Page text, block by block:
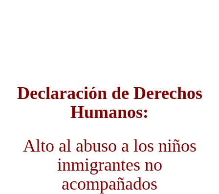
Declaración de Derechos
Humanos:
Alto al abuso a los niños
inmigrantes no
acompañados